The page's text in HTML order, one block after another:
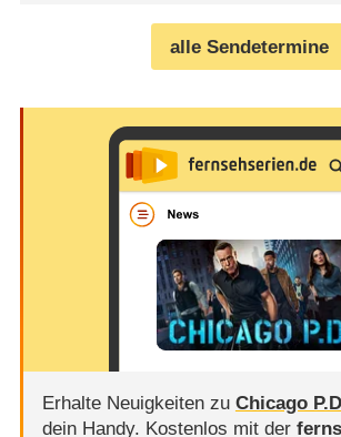
alle Sendetermine
Erhalte Neuigkeiten zu Chicago
dein Handy. Kostenlos mit der